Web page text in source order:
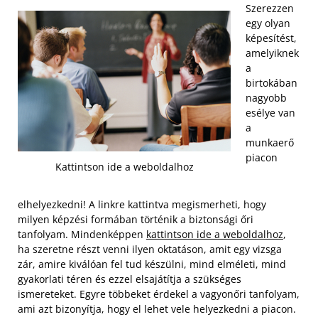
Kattintson ide a weboldalhoz
Szerezzen
egy olyan
képesítést,
amelyiknek
a
birtokában
nagyobb
esélye van
a
munkaerő
piacon
elhelyezkedni! A linkre kattintva megismerheti, hogy
milyen képzési formában történik a biztonsági őri
tanfolyam. Mindenképpen kattintson ide a weboldalhoz,
ha szeretne részt venni ilyen oktatáson, amit egy vizsga
zár, amire kiválóan fel tud készülni, mind elméleti, mind
gyakorlati téren és ezzel elsajátítja a szükséges
ismereteket. Egyre többeket érdekel a vagyonőri tanfolyam,
ami azt bizonyítja, hogy el lehet vele helyezkedni a piacon.